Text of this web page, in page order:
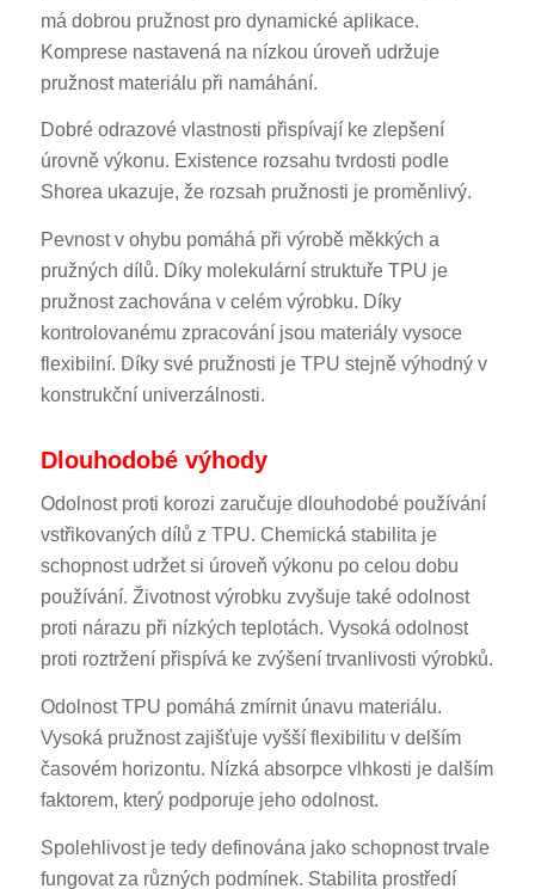
má dobrou pružnost pro dynamické aplikace.
Komprese nastavená na nízkou úroveň udržuje
pružnost materiálu při namáhání.
Dobré odrazové vlastnosti přispívají ke zlepšení
úrovně výkonu. Existence rozsahu tvrdosti podle
Shorea ukazuje, že rozsah pružnosti je proměnlivý.
Pevnost v ohybu pomáhá při výrobě měkkých a
pružných dílů. Díky molekulární struktuře TPU je
pružnost zachována v celém výrobku. Díky
kontrolovanému zpracování jsou materiály vysoce
flexibilní. Díky své pružnosti je TPU stejně výhodný v
konstrukční univerzálnosti.
Dlouhodobé výhody
Odolnost proti korozi zaručuje dlouhodobé používání
vstřikovaných dílů z TPU. Chemická stabilita je
schopnost udržet si úroveň výkonu po celou dobu
používání. Životnost výrobku zvyšuje také odolnost
proti nárazu při nízkých teplotách. Vysoká odolnost
proti roztržení přispívá ke zvýšení trvanlivosti výrobků.
Odolnost TPU pomáhá zmírnit únavu materiálu.
Vysoká pružnost zajišťuje vyšší flexibilitu v delším
časovém horizontu. Nízká absorpce vlhkosti je dalším
faktorem, který podporuje jeho odolnost.
Spolehlivost je tedy definována jako schopnost trvale
fungovat za různých podmínek. Stabilita prostředí